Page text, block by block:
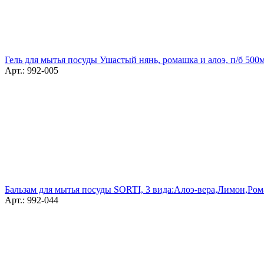
Гель для мытья посуды Ушастый нянь, ромашка и алоэ, п/б
Арт.: 992-005
Бальзам для мытья посуды SORTI, 3 вида:Алоэ-
Арт.: 992-044